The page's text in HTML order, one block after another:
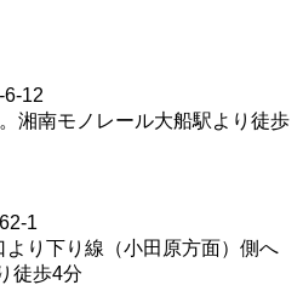
12
湘南モノレール大船駅より徒歩
1
り下り線（小田原方面）側へ
徒歩4分